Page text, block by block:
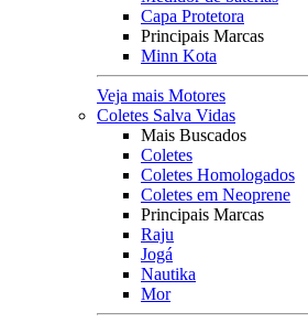
Capa Protetora
Principais Marcas
Minn Kota
Veja mais Motores
Coletes Salva Vidas
Mais Buscados
Coletes
Coletes Homologados
Coletes em Neoprene
Principais Marcas
Raju
Jogá
Nautika
Mor